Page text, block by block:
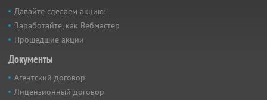
Давайте сделаем акцию!
Заработайте, как Вебмастер
Прошедшие акции
Документы
Агентский договор
Лицензионный договор